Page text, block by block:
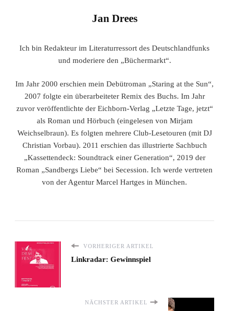
Jan Drees
Ich bin Redakteur im Literaturressort des Deutschlandfunks
und moderiere den „Büchermarkt“.
Im Jahr 2000 erschien mein Debütroman „Staring at the Sun“,
2007 folgte ein überarbeiteter Remix des Buchs. Im Jahr
zuvor veröffentlichte der Eichborn-Verlag „Letzte Tage, jetzt“
als Roman und Hörbuch (eingelesen von Mirjam
Weichselbraun). Es folgten mehrere Club-Lesetouren (mit DJ
Christian Vorbau). 2011 erschien das illustrierte Sachbuch
„Kassettendeck: Soundtrack einer Generation“, 2019 der
Roman „Sandbergs Liebe“ bei Secession. Ich werde vertreten
von der Agentur Marcel Hartges in München.
VORHERIGER ARTIKEL
Linkradar: Gewinnspiel
NÄCHSTER ARTIKEL